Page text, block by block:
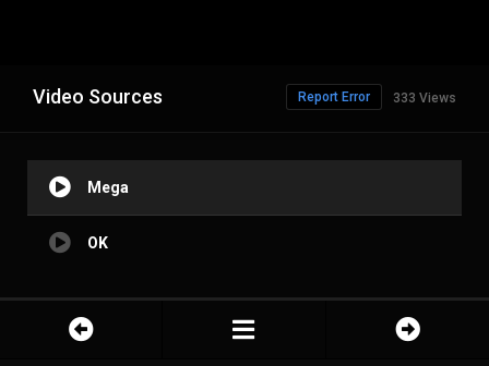
Video Sources 333 Views
Report Error
Mega
OK